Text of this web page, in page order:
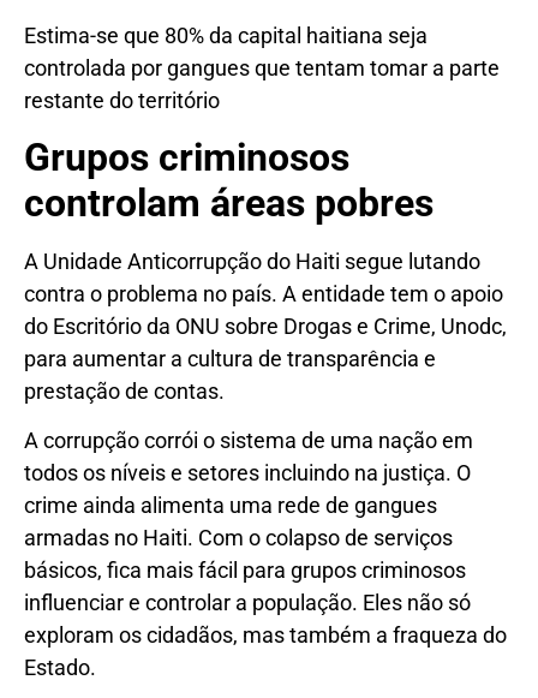
Estima-se que 80% da capital haitiana seja
controlada por gangues que tentam tomar a parte
restante do território
Grupos criminosos
controlam áreas pobres
A Unidade Anticorrupção do Haiti segue lutando
contra o problema no país. A entidade tem o apoio
do Escritório da ONU sobre Drogas e Crime, Unodc,
para aumentar a cultura de transparência e
prestação de contas.
A corrupção corrói o sistema de uma nação em
todos os níveis e setores incluindo na justiça. O
crime ainda alimenta uma rede de gangues
armadas no Haiti. Com o colapso de serviços
básicos, fica mais fácil para grupos criminosos
influenciar e controlar a população. Eles não só
exploram os cidadãos, mas também a fraqueza do
Estado.